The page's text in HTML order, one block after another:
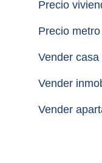
Precio
Precio
Vender casa
Vender
Vender